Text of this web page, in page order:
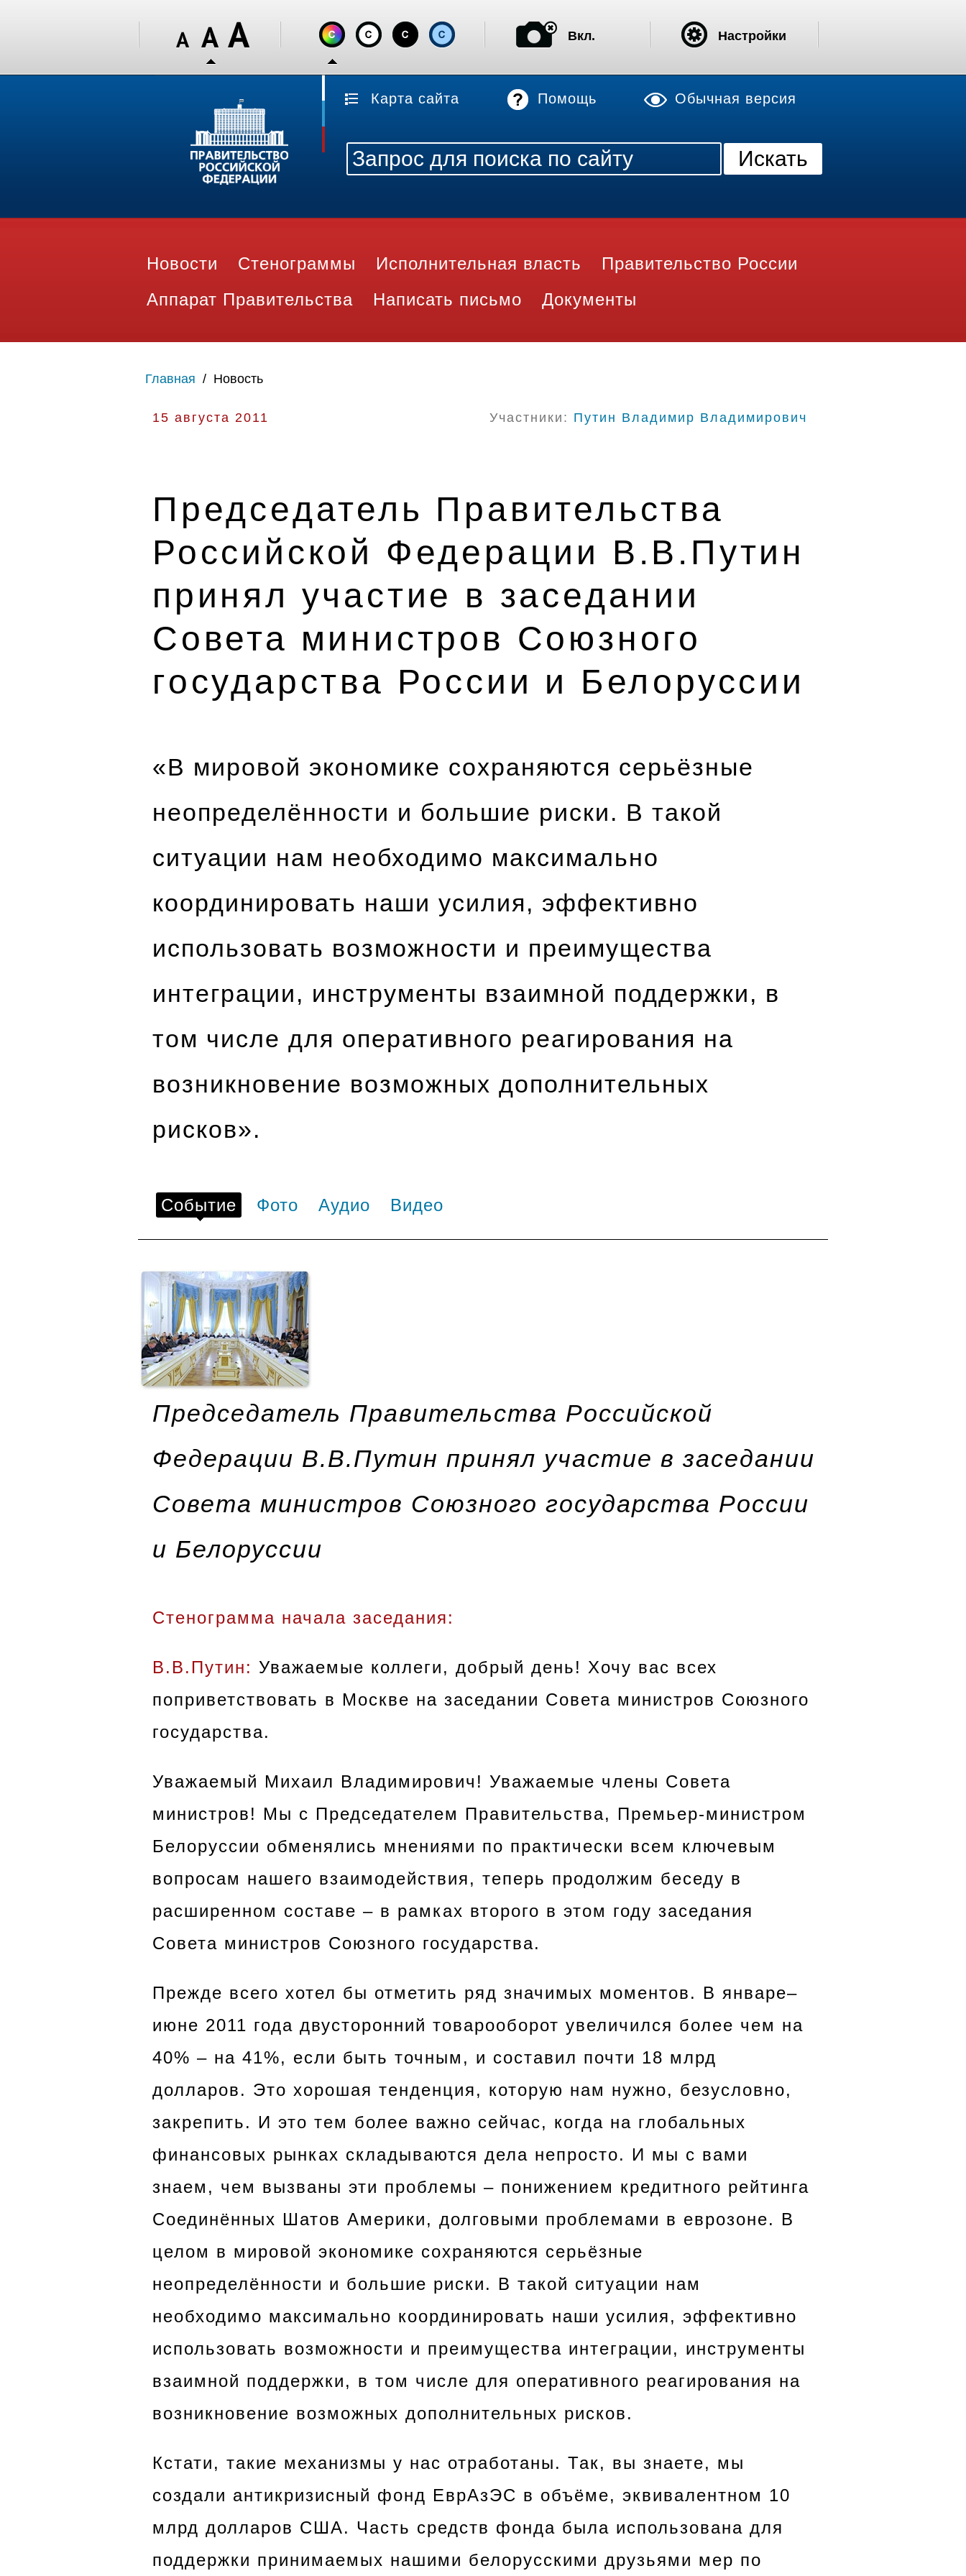
Карта сайта Помощь Обычная версия
Новости Стенограммы Исполнительная власть
Правительство России
Аппарат Правительства
Написать письмо Документы
Главная / Новость
15 августа 2011 Участники: Путин Владимир Владимирович
Председатель Правительства
Российской Федерации В.В.Путин
принял участие в заседании
Совета министров Союзного
государства России и Белоруссии
«В мировой экономике сохраняются серьёзные
неопределённости и большие риски. В такой
ситуации нам необходимо максимально
координировать наши усилия, эффективно
использовать возможности и преимущества
интеграции, инструменты взаимной поддержки, в
том числе для оперативного реагирования на
возникновение возможных дополнительных
рисков».
Событие Фото Аудио Видео
Председатель Правительства Российской
Федерации В.В.Путин принял участие в заседании
Совета министров Союзного государства России
и Белоруссии
Стенограмма начала заседания:
В.В.Путин: Уважаемые коллеги, добрый день! Хочу вас всех
поприветствовать в Москве на заседании Совета министров Союзного
государства.
Уважаемый Михаил Владимирович! Уважаемые члены Совета
министров! Мы с Председателем Правительства, Премьер-министром
Белоруссии обменялись мнениями по практически всем ключевым
вопросам нашего взаимодействия, теперь продолжим беседу в
расширенном составе – в рамках второго в этом году заседания
Совета министров Союзного государства.
Прежде всего хотел бы отметить ряд значимых моментов. В январе–
июне 2011 года двусторонний товарооборот увеличился более чем на
40% – на 41%, если быть точным, и составил почти 18 млрд
долларов. Это хорошая тенденция, которую нам нужно, безусловно,
закрепить. И это тем более важно сейчас, когда на глобальных
финансовых рынках складываются дела непросто. И мы с вами
знаем, чем вызваны эти проблемы – понижением кредитного рейтинга
Соединённых Шатов Америки, долговыми проблемами в еврозоне. В
целом в мировой экономике сохраняются серьёзные
неопределённости и большие риски. В такой ситуации нам
необходимо максимально координировать наши усилия, эффективно
использовать возможности и преимущества интеграции, инструменты
взаимной поддержки, в том числе для оперативного реагирования на
возникновение возможных дополнительных рисков.
Кстати, такие механизмы у нас отработаны. Так, вы знаете, мы
создали антикризисный фонд ЕврАзЭС в объёме, эквивалентном 10
млрд долларов США. Часть средств фонда была использована для
поддержки принимаемых нашими белорусскими друзьями мер по
Вкл. Настройки